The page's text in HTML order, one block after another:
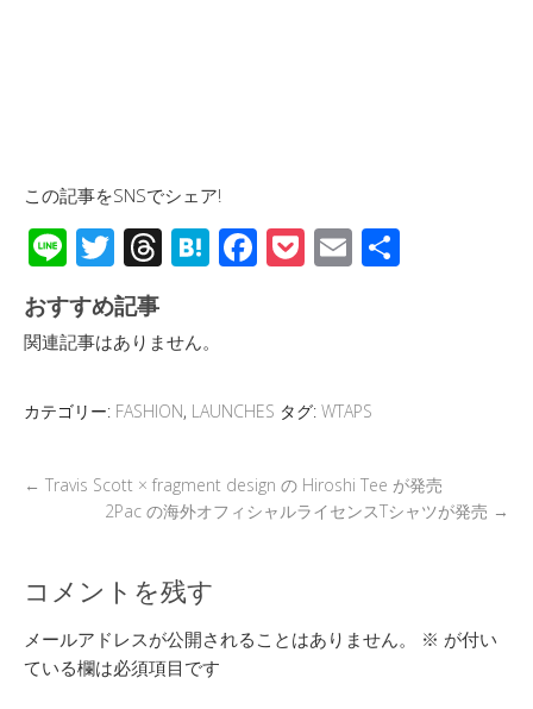
この記事をSNSでシェア!
Li
n
e
T
wi
tt
er
T
e
a
d
H
a
F
o
k
P E
おすすめ記事
関連記事はありません。
カテゴリー: FASHION, LAUNCHES タグ: WTAPS
← Travis Scott × fragment design の Hiroshi Tee が発売
2Pac の海外オフィシャルライセンスTシャツが発売 →
コメントを残す
メールアドレスが公開されることはありません。 ※ が付い
ている欄は必須項目です